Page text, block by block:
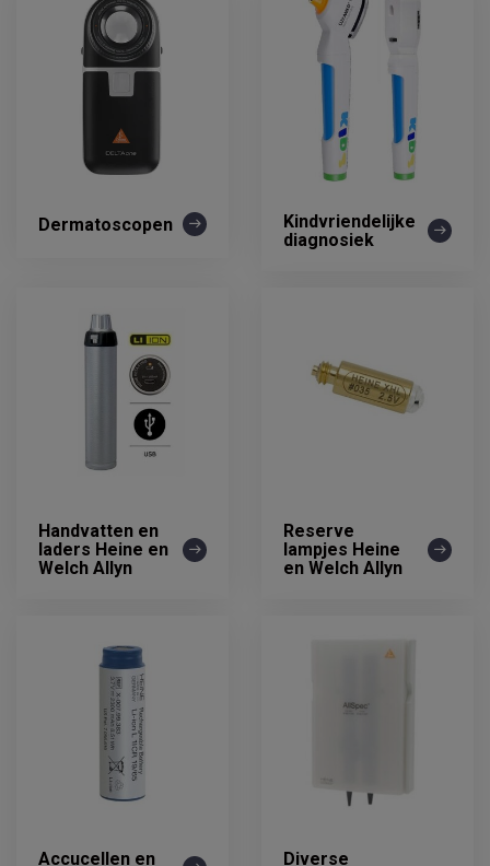
Dermatoscopen
Kindvriendelijke
diagnosiek
Handvatten en
laders Heine en
Welch Allyn
Reserve
lampjes Heine
en Welch Allyn
Accucellen en
Diverse